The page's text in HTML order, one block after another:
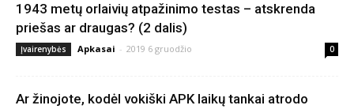
1943 metų orlaivių atpažinimo testas – atskrenda
priešas ar draugas? (2 dalis)
Įvairenybės Apkasai - 2019 6 gruodžio 0
Ar žinojote, kodėl vokiški APK laikų tankai atrodo